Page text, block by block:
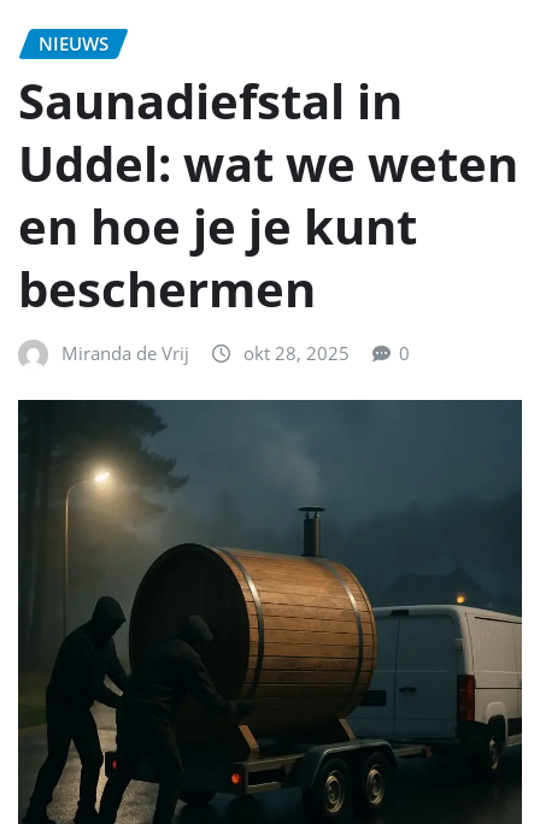
NIEUWS
Saunadiefstal in
Uddel: wat we weten
en hoe je je kunt
beschermen
Miranda de Vrij okt 28, 2025 0